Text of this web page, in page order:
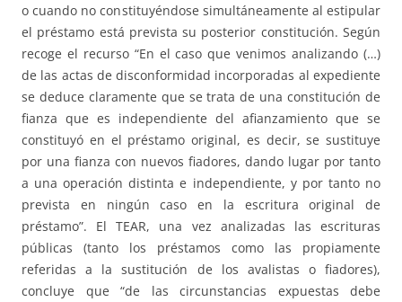
o cuando no constituyéndose simultáneamente al estipular
el préstamo está prevista su posterior constitución. Según
recoge el recurso “En el caso que venimos analizando (…)
de las actas de disconformidad incorporadas al expediente
se deduce claramente que se trata de una constitución de
fianza que es independiente del afianzamiento que se
constituyó en el préstamo original, es decir, se sustituye
por una fianza con nuevos fiadores, dando lugar por tanto
a una operación distinta e independiente, y por tanto no
prevista en ningún caso en la escritura original de
préstamo”. El TEAR, una vez analizadas las escrituras
públicas (tanto los préstamos como las propiamente
referidas a la sustitución de los avalistas o fiadores),
concluye que “de las circunstancias expuestas debe